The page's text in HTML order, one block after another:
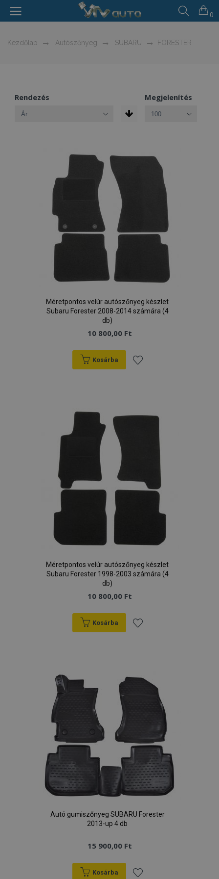
0
Kezdőlap Autószőnyeg SUBARU FORESTER
Rendezés Megjelenítés
Méretpontos velúr autószőnyeg készlet
Subaru Forester 2008-2014 számára (4
db)
10 800,00 Ft
Kosárba
kívánságlistához
Méretpontos velúr autószőnyeg készlet
Subaru Forester 1998-2003 számára (4
db)
10 800,00 Ft
Kosárba
kívánságlistához
Autó gumiszőnyeg SUBARU Forester
2013-up 4 db
15 900,00 Ft
Kosárba